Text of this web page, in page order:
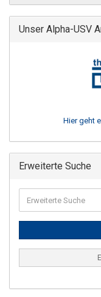
Unser Alpha-USV
Hier geht
Erweiterte Suche